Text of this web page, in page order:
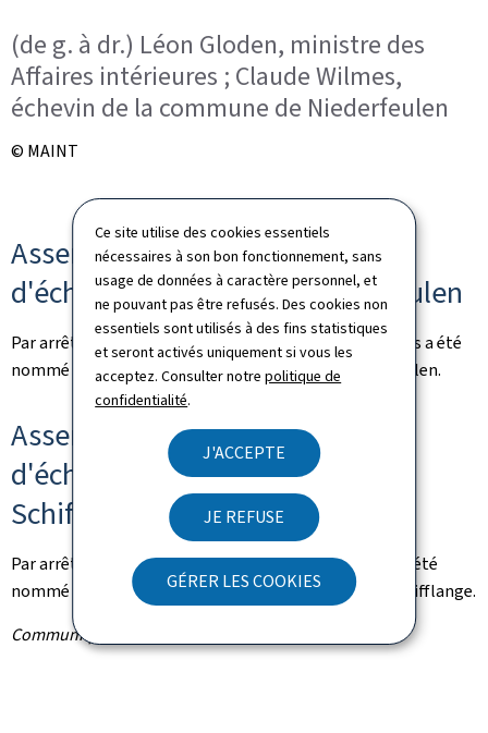
Ce site utilise des cookies essentiels
nécessaires à son bon fonctionnement, sans
usage de données à caractère personnel, et
ne pouvant pas être refusés. Des cookies non
essentiels sont utilisés à des fins statistiques
et seront activés uniquement si vous les
acceptez. Consulter notrepolitique de
confidentialité.
J'ACCEPTE
JE REFUSE
GÉRER LES COOKIES
(de g. à dr.) Léon Gloden, ministre des
Affaires intérieures ; Claude Wilmes,
échevin de la commune de Niederfeulen
© MAINT
Assermentation aux fonctions
d'échevin de la commune de Feulen
Par arrêté ministériel du 15 janvier 2026, Claude Wilmes a été
nommé aux fonctions d'échevin de la commune de Feulen.
Assermentation aux fonctions
d'échevin de la commune de
Schifflange
Par arrêté ministériel du 15 janvier 2026, Yves Marchi a été
nommé aux fonctions d'échevin de la commune de Schifflange.
Communiqué par le ministère des Affaires intérieures